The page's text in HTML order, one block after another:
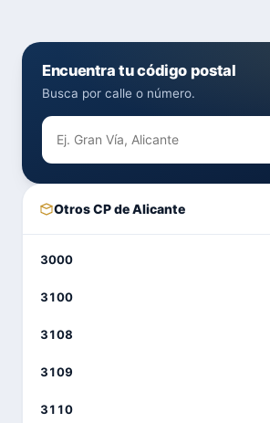
Encuentra tu código postal
Busca por calle o número.
Otros CP de Alicante
3000
3100
3108
3109
3110